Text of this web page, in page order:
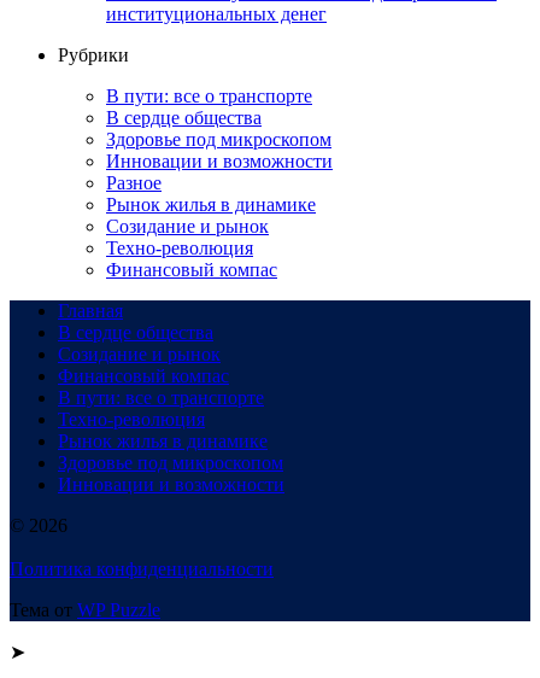
институциональных денег
Рубрики
В пути: все о транспорте
В сердце общества
Здоровье под микроскопом
Инновации и возможности
Разное
Рынок жилья в динамике
Созидание и рынок
Техно-революция
Финансовый компас
Главная
В сердце общества
Созидание и рынок
Финансовый компас
В пути: все о транспорте
Техно-революция
Рынок жилья в динамике
Здоровье под микроскопом
Инновации и возможности
© 2026
Политика конфиденциальности
Тема от WP Puzzle
➤